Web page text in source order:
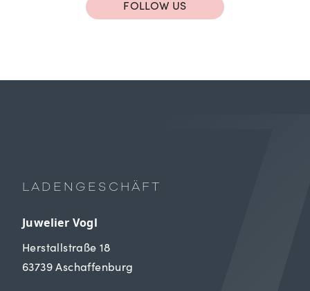
FOLLOW US
LADENGESCHÄFT
Juwelier Vogl
Herstallstraße 18
63739 Aschaffenburg